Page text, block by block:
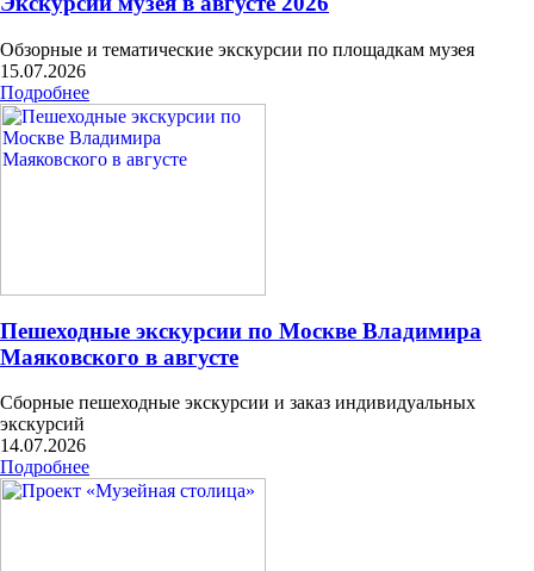
Обзорные и тематические экскурсии по площадкам музея
15.07.2026
Подробнее
Пешеходные экскурсии по Москве Владимира
Маяковского в августе
Сборные пешеходные экскурсии и заказ индивидуальных
экскурсий
14.07.2026
Подробнее